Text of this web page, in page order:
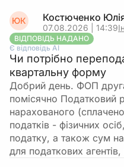
ЮК Костюченко
07.08.2026 | 14:39
ВІДПОВІДЬ НАДАНО
Є відповідь АІ
Чи потрібно
квартальну форму
Добрий день. ФОП
помісячно Податковий
нарахованого
податків - фізичних
податку, а також сум
для податкових